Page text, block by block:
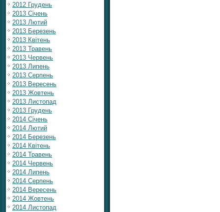
2012 Грудень
2013 Січень
2013 Лютий
2013 Березень
2013 Квітень
2013 Травень
2013 Червень
2013 Липень
2013 Серпень
2013 Вересень
2013 Жовтень
2013 Листопад
2013 Грудень
2014 Січень
2014 Лютий
2014 Березень
2014 Квітень
2014 Травень
2014 Червень
2014 Липень
2014 Серпень
2014 Вересень
2014 Жовтень
2014 Листопад